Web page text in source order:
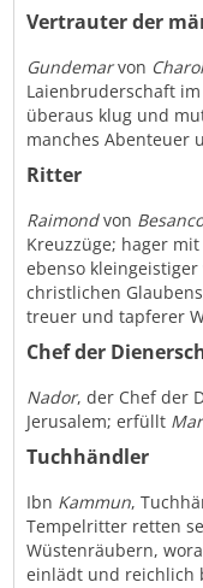
Vertrauter der
Gundemarvon
Laienbruderschaft
überaus klug und
manches Abenteuer
Ritter
Raimondvon
Kreuzzüge; hager
ebenso
christlichen
treuer und tapferer
Chef der
Nador, der Chef der
Jerusalem; erfüllt
Tuchhändler
Ibn Kammun,
Tempelritter retten
Wüstenräubern,
einlädt und reichlich